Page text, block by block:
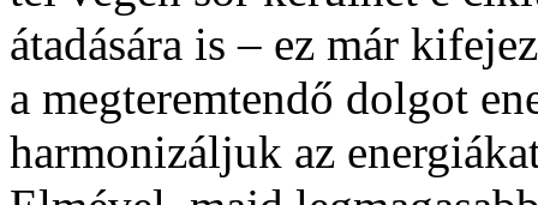
átadására is – ez már
a megteremtendő dolgot
harmonizáljuk az